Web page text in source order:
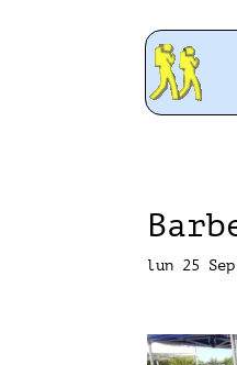
lun 25